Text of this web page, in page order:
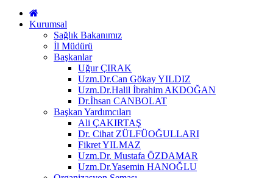
Kurumsal
Sağlık Bakanımız
İl Müdürü
Başkanlar
Uğur ÇIRAK
Uzm.Dr.Can Gökay YILDIZ
Uzm.Dr.Halil İbrahim AKDOĞAN
Dr.İhsan CANBOLAT
Başkan Yardımcıları
Ali ÇAKIRTAŞ
Dr. Cihat ZÜLFÜOĞULLARI
Fikret YILMAZ
Uzm.Dr. Mustafa ÖZDAMAR
Uzm.Dr.Yasemin HANOĞLU